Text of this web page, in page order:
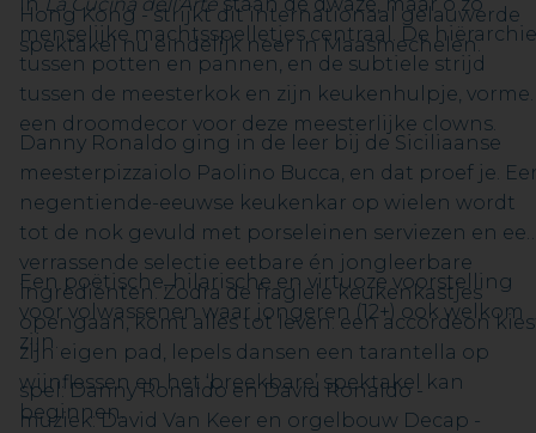
wereldburger. En inBetsubaraklinkt dezelfde
nieuwsgierigheid door: traditie niet bewaren door
ze vast te zetten, maar door ze te laten
bewegen. Het resultaat is een concert vol energie,
ontdekking en puur muzikaal plezier
Hong Kong - strijkt dit internationaal gelauwerde
spektakel nu eindelijk neer in Maasmechelen.
menselijke machtsspelletjes centraal. De hiërarchie
tussen potten en pannen, en de subtiele strijd
tussen de meesterkok en zijn keukenhulpje,
een droomdecor voor deze meesterlijke clowns.
Danny Ronaldo ging in de leer bij de Siciliaanse
meesterpizzaiolo Paolino Bucca, en dat proef je.
negentiende-eeuwse keukenkar op wielen wordt
tot de nok gevuld met porseleinen serviezen en
verrassende selectie eetbare én jongleerbare
ingrediënten. Zodra de fragiele keukenkastjes
opengaan, komt alles tot leven: een accordeon
zijn eigen pad, lepels dansen een tarantella op
wijnflessen en het ‘breekbare’ spektakel kan
beginnen.
Een poëtische, hilarische en virtuoze voorstelling
voor volwassenen waar jongeren (12+) ook welkom
zijn.
spel: Danny Ronaldo en David Ronaldo -
muziek: David Van Keer en orgelbouw Decap -